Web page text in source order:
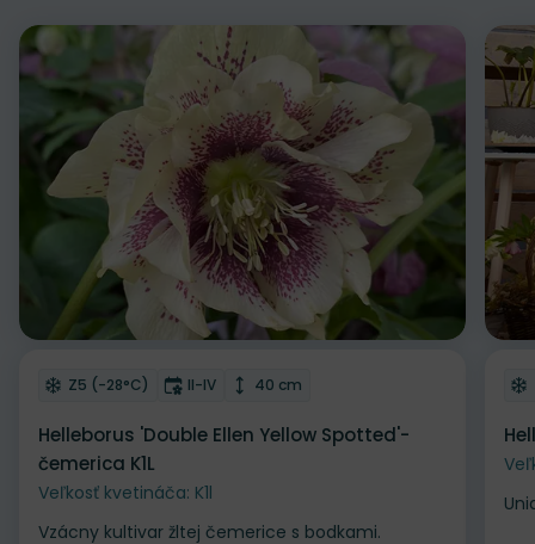
Odober do zoznamu želaní
Mrazuvzdornosť
Z5 (-28°C) Doba kvitnutia
II-IV Výška rastliny
40 cm
Helleborus 'Double Ellen Yellow Spotted'-
čemerica K1L
Veľkosť kvetináča: K1l
Vzácny kultivar žltej čemerice s bodkami.